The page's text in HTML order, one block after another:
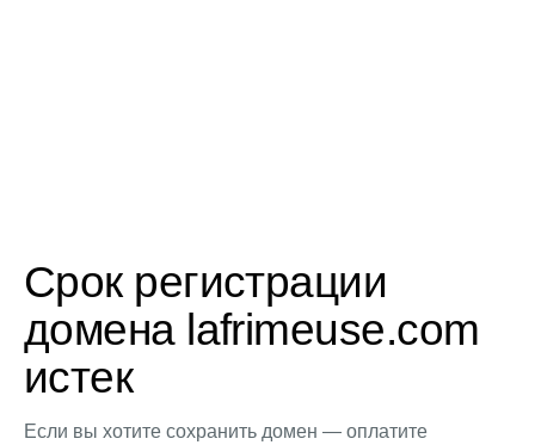
Срок регистрации
домена lafrimeuse.com
истек
Если вы хотите сохранить домен — оплатите